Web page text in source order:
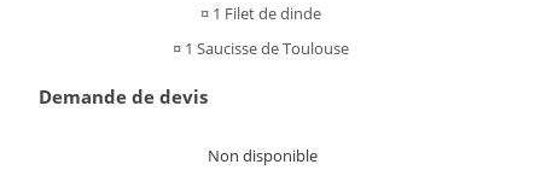
¤ 1 Filet de dinde
¤ 1 Saucisse de Toulouse
Demande de devis
Non disponible